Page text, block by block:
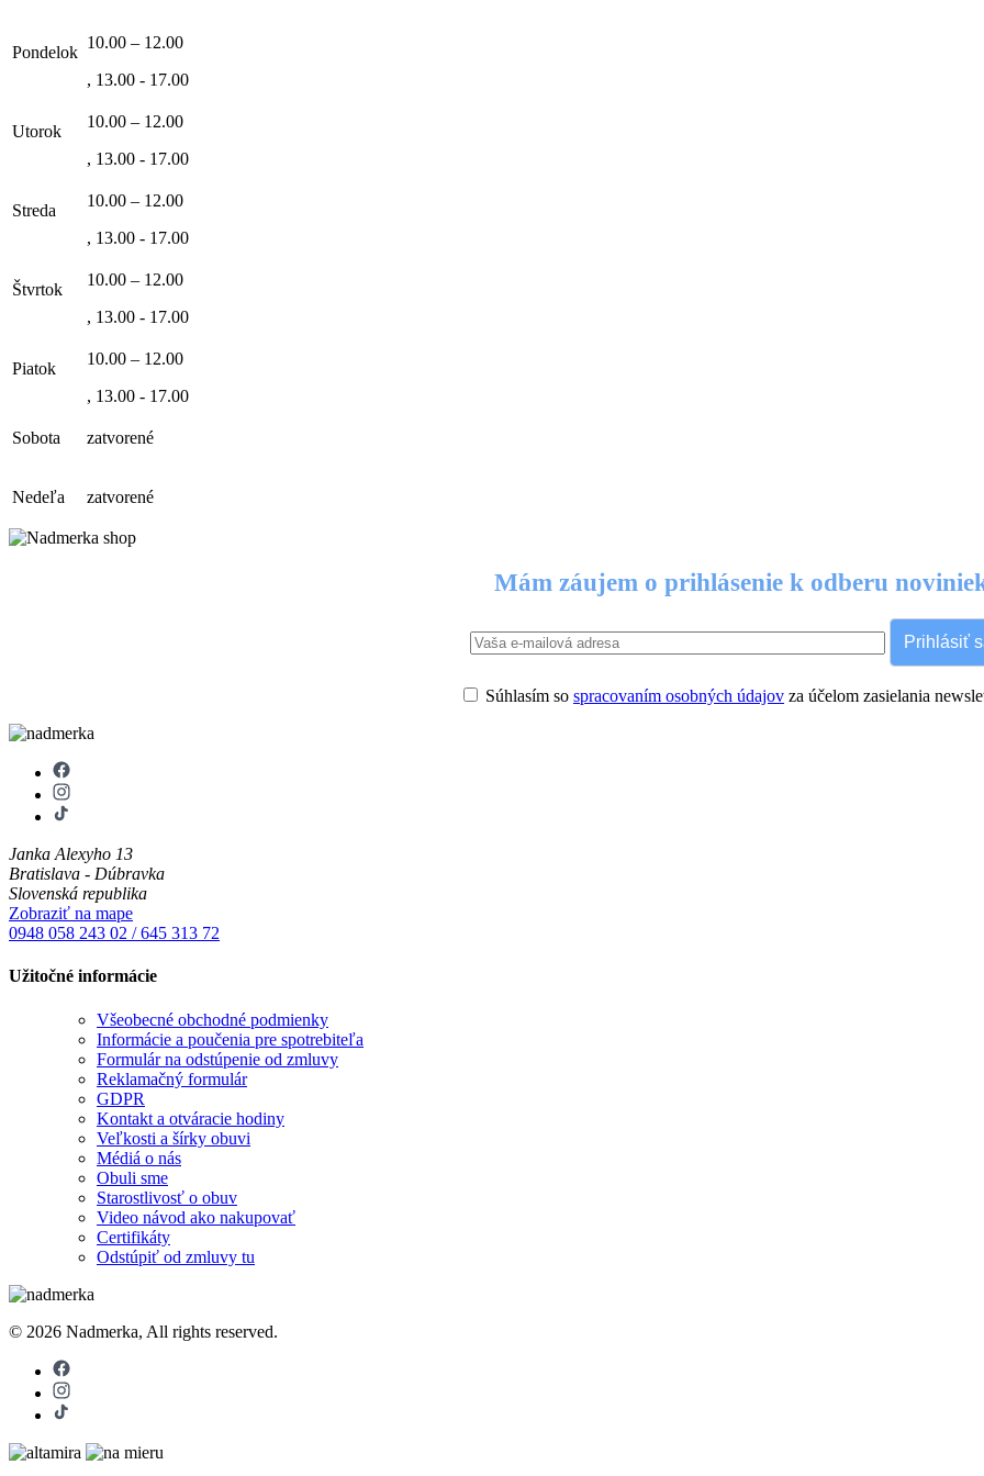
Pondelok
10.00 – 12.00
, 13.00 - 17.00
Utorok
10.00 – 12.00
, 13.00 - 17.00
Streda
10.00 – 12.00
, 13.00 - 17.00
Štvrtok
10.00 – 12.00
, 13.00 - 17.00
Piatok
10.00 – 12.00
, 13.00 - 17.00
Sobota zatvorené
Nedeľa zatvorené
Mám záujem o prihlásenie k odberu
Prihlásiť
Súhlasím so spracovaním osobných údajov za účelom zasielania
Janka Alexyho 13
Bratislava - Dúbravka
Slovenská republika
Zobraziť na mape
0948 058 243 02 / 645 313 72
Užitočné informácie
Všeobecné obchodné podmienky
Informácie a poučenia pre spotrebiteľa
Formulár na odstúpenie od zmluvy
Reklamačný formulár
GDPR
Kontakt a otváracie hodiny
Veľkosti a šírky obuvi
Médiá o nás
Obuli sme
Starostlivosť o obuv
Video návod ako nakupovať
Certifikáty
Odstúpiť od zmluvy tu
© 2026 Nadmerka, All rights reserved.